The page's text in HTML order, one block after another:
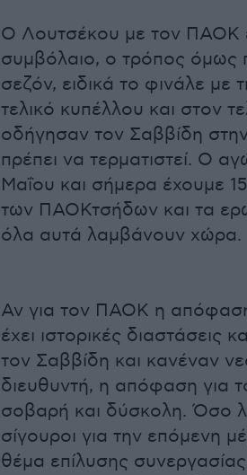
Ο Λουτσέκου με τον ΠΑΟΚ
συμβόλαιο, ο τρόπος όμως
σεζόν, ειδικά το φινάλε με
τελικό κυπέλλου και στον
οδήγησαν τον Σαββίδη
πρέπει να τερματιστεί. Ο
Μαΐου και σήμερα έχουμε
των ΠΑΟΚτσήδων και τα
όλα αυτά λαμβάνουν χώρα.
Αν για τον ΠΑΟΚ η
έχει ιστορικές
τον Σαββίδη και κανέναν
διευθυντή, η απόφαση για
σοβαρή και δύσκολη. Όσο
σίγουροι για την επόμενη
θέμα επίλυσης